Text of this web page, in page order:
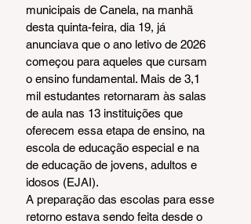
municipais de Canela, na manhã
desta quinta-feira, dia 19, já
anunciava que o ano letivo de 2026
começou para aqueles que cursam
o ensino fundamental. Mais de 3,1
mil estudantes retornaram às salas
de aula nas 13 instituições que
oferecem essa etapa de ensino, na
escola de educação especial e na
de educação de jovens, adultos e
idosos (EJAI).
A preparação das escolas para esse
retorno estava sendo feita desde o